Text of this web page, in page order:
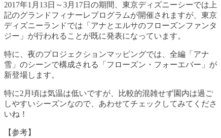
2017年1月13日～3月17日の期間、東京ディズニーシーでは上
記のグランドフィナーレプログラムが開催されますが、東京
ディズニーランドでは「アナとエルサのフローズンファンタ
ジー」が行われることが既に発表になっています。
特に、夜のプロジェクションマッピングでは、全編「アナ
雪」のシーンで構成される「フローズン・フォーエバー」が
新登場します。
特に2月頃は気温は低いですが、比較的混雑せず園内は過ご
しやすいシーズンなので、あわせてチェックしてみてくださ
いね！
【参考】